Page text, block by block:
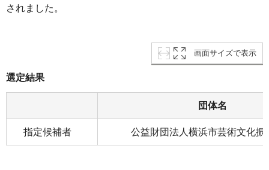
されました。
画面サイズで表示
選定結果
団体名
指定候補者 公益財団法人横浜市芸術文化振